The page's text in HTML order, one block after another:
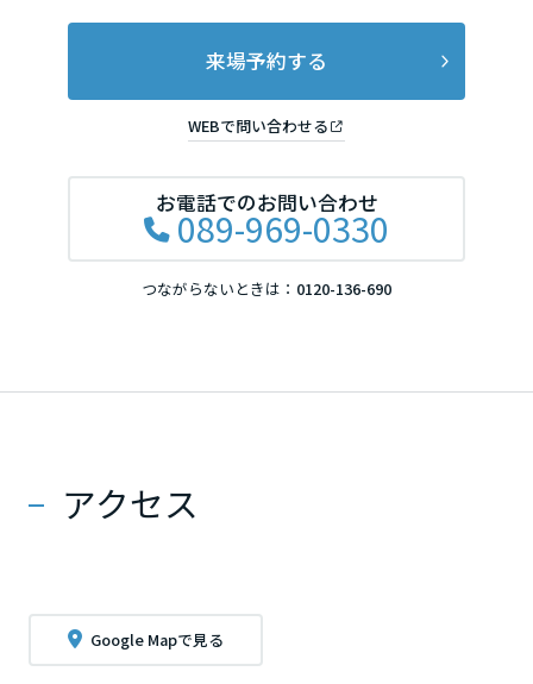
来場予約する
WEBで問い合わせる
お電話でのお問い合わせ
089-969-0330
つながらないときは： 0120-136-690
アクセス
Google Mapで見る